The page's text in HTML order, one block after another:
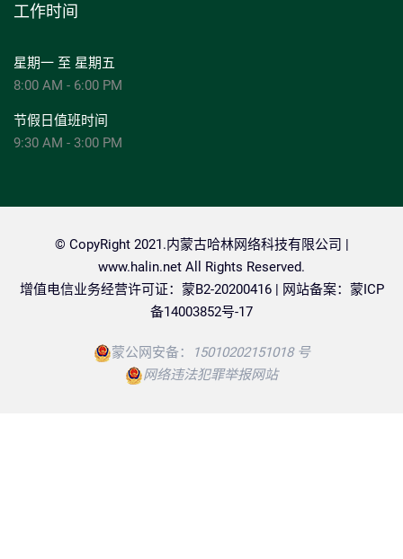
工作时间
星期一 至 星期五
8:00 AM - 6:00 PM
节假日值班时间
9:30 AM - 3:00 PM
© CopyRight 2021.内蒙古哈林网络科技有限公司 |
www.halin.net All Rights Reserved.
增值电信业务经营许可证：蒙B2-20200416 | 网站备案： 蒙ICP
备14003852号-17
蒙公网安备：
15010202151018 号
网络违法犯罪举报网站